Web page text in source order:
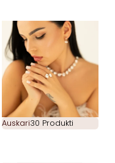
Auskari30 Produkti